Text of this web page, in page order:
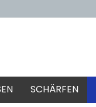
SCHÄRFEN